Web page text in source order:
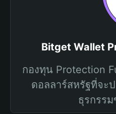
Bitget Wallet
กองทุน Protection
ดอลลาร์สหรัฐที่จะ
ธุรกรร